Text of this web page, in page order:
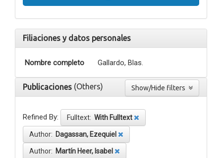
Filiaciones y datos personales
Nombre completo Gallardo, Blas.
Publicaciones (Others)
Refined By: Fulltext: With Fulltext
Author: Dagassan, Ezequiel
Author: Martín Heer, Isabel